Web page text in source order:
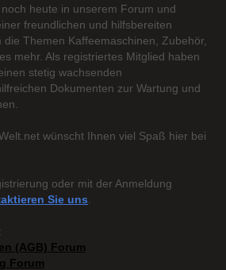
noch heute in unserem Forum und
freundlichen und hilfsbereiten
Themen Kaffeemaschinen, Zubehör,
mehr. Als registriertes Mitglied haben
stetig wachsenden
Dokumenten zur Wartung und
wünscht Ihnen viel Spaß hier bei
oder mit der Anmeldung
Sie uns
(AGB) Forum
Forum